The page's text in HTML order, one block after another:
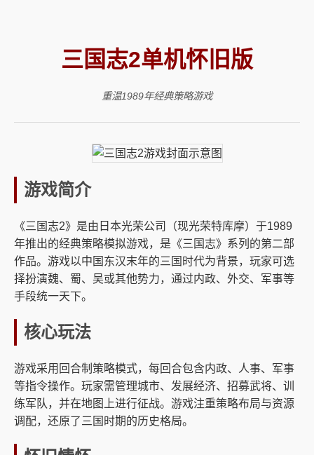
三国志2单机怀旧版
重温1989年经典策略游戏
游戏简介
《三国志2》是由日本光荣公司（现光荣特库摩）于1989
年推出的经典策略模拟游戏，是《三国志》系列的第二部
作品。游戏以中国东汉末年的三国时代为背景，玩家可选
择扮演魏、蜀、吴或其他势力，通过内政、外交、军事等
手段统一天下。
核心玩法
游戏采用回合制策略模式，每回合包含内政、人事、军事
等指令操作。玩家需管理城市、发展经济、招募武将、训
练军队，并在地图上进行征战。游戏注重策略布局与资源
调配，还原了三国时期的历史格局。